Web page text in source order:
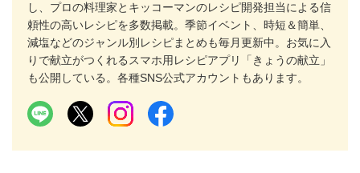
し、プロの料理家とキッコーマンのレシピ開発担当による信
頼性の高いレシピを多数掲載。季節イベント、時短＆簡単、
減塩などのジャンル別レシピまとめも毎月更新中。お気に入
りで献立がつくれるスマホ用レシピアプリ「きょうの献立」
も公開している。各種SNS公式アカウントもあります。